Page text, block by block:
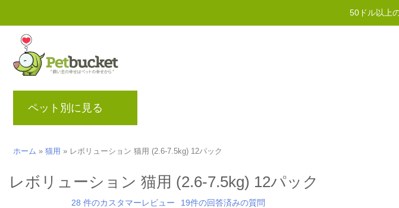
50ドル以上
ペット別に見る
ホーム » 猫用 » レボリューション 猫用 (2.6-7.5kg) 12パック
レボリューション 猫用 (2.6-7.5kg) 12パック
28 件のカスタマーレビュー 19件の回答済みの質問